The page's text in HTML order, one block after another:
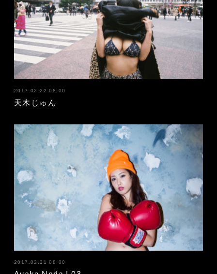
2017.02.22 08:00
天木じゅん
2017.02.21 08:00